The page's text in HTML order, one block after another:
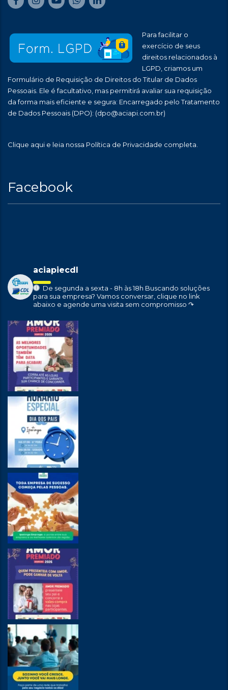
Para facilitar o
exercício de seus
direitos relacionados à
LGPD, criamos um
Formulário de Requisição de Direitos do Titular de Dados
Pessoais. Ele é facultativo, mas permitirá avaliar sua requisição
da forma mais eficiente e segura: Encarregado pelo Tratamento
de Dados Pessoais (DPO): (dpo@aciapi.com.br)
Clique aqui e leia nossa Política de Privacidade completa.
Facebook
aciapiecdl
De segunda a sexta - 8h às 18h Buscando soluções
para sua empresa? Vamos conversar, clique no link
abaixo e agende uma visita sem compromisso ↷